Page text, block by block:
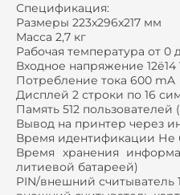
Спецификация:
Размеры 223x296x217 мм
Масса 2,7 кг
Рабочая температура от 0
Входное напряжение 12ё14
Потребление тока 600 mA
Дисплей 2 строки по 16
Память 512
Вывод на принтер через
Время идентификации Не
Время хранения
литиевой батареей)
PIN/внешний считыватель